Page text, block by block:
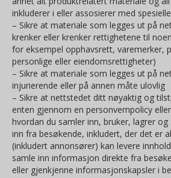
inkluderer i eller assosierer med
– Sikre at materiale som legges ut på
krenker eller krenker rettighetene til
for eksempel opphavsrett, varemerker,
personlige eller eiendomsrettigheter)
– Sikre at materiale som legges ut på
injurierende eller på annen måte ulovlig
– Sikre at nettstedet ditt nøyaktig og
enten gjennom en personvernpolicy
hvordan du samler inn, bruker, lagrer
inn fra besøkende, inkludert, der det er
(inkludert annonsører) kan levere
samle inn informasjon direkte fra
eller gjenkjenne informasjonskapsler i